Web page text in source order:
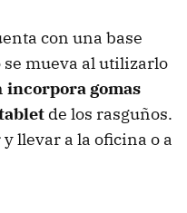
con una base
mueva al utilizarlo
incorpora gomas
de los rasguños.
llevar a la oficina o a